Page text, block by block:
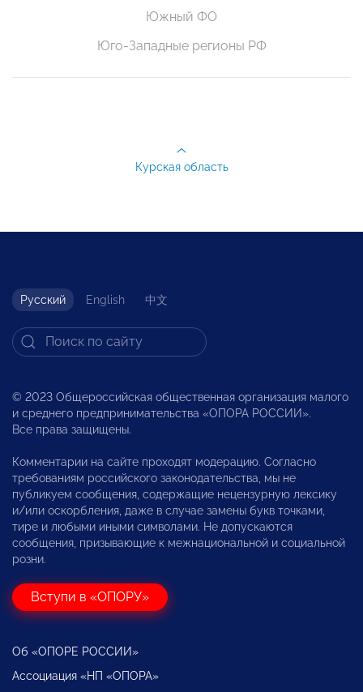
Южный ФО
Юго-Западные регионы РФ
Курская область
Русский English 中文
© 2023 Общероссийская общественная организация малого
и среднего предпринимательства «ОПОРА РОССИИ».
Все права защищены.
Комментарии на сайте проходят модерацию. Согласно
требованиям российского законодательства, мы не
публикуем сообщения, содержащие нецензурную лексику
и/или оскорбления, даже в случае замены букв точками,
тире и любыми иными символами. Не допускаются
сообщения, призывающие к межнациональной и социальной
розни.
Вступи в «ОПОРУ»
Об «ОПОРЕ РОССИИ»
Ассоциация «НП «ОПОРА»